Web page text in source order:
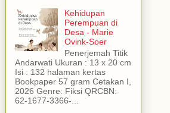
Kehidupan
Perempuan di
Desa - Marie
Ovink-Soer
Penerjemah Titik
Andarwati Ukuran : 13 x 20 cm
Isi : 132 halaman kertas
Bookpaper 57 gram Cetakan I,
2026 Genre: Fiksi QRCBN:
62-1677-3366-...